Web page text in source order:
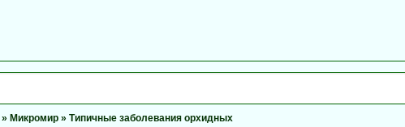
»Микромир »Типичные заболевания орхидных